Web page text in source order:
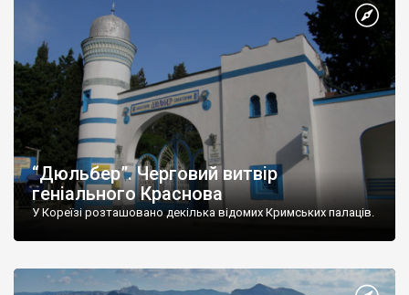
“Дюльбер”. Черговий витвір
геніального Краснова
У Кореїзі розташовано декілька відомих Кримських палаців.